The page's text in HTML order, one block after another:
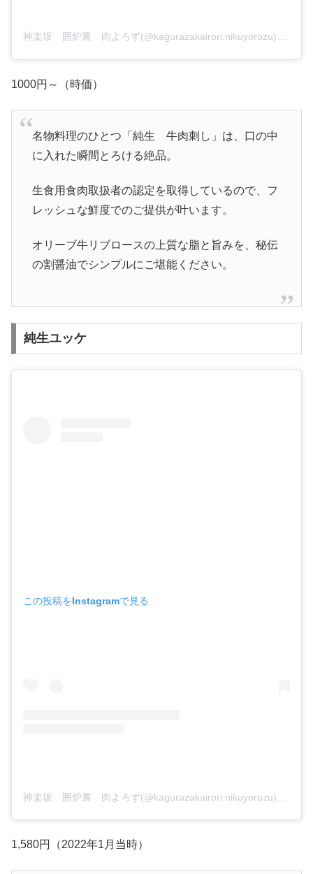
神楽坂 囲炉裏 肉よろず(@kagurazakairori.nikuyorozu)がシェアした投稿
1000円～（時価）
名物料理のひとつ「純生 牛肉刺し」は、口の中
に入れた瞬間とろける絶品。
生食用食肉取扱者の認定を取得しているので、フ
レッシュな鮮度でのご提供が叶います。
オリーブ牛リブロースの上質な脂と旨みを、秘伝
の割醤油でシンプルにご堪能ください。
純生ユッケ
この投稿をInstagramで見る
1,580円（2022年1月当時）